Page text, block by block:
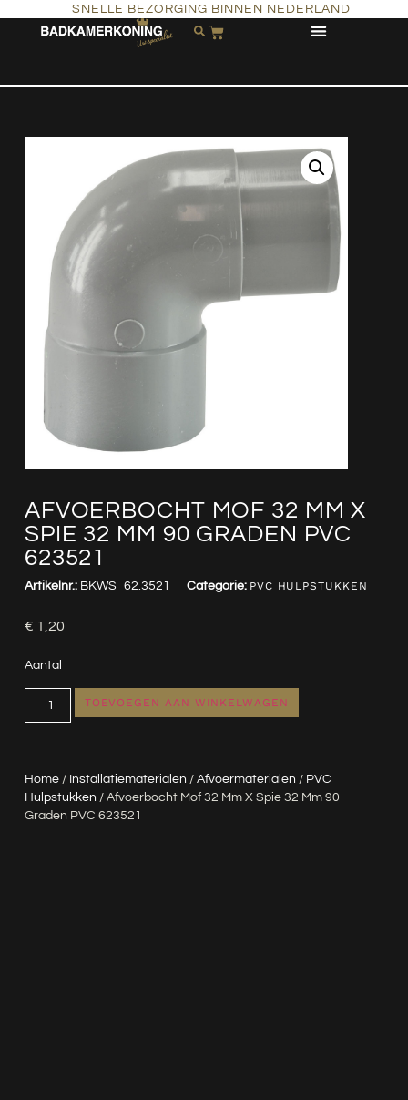
SNELLE BEZORGING BINNEN NEDERLAND
AFVOERBOCHT MOF 32 MM X
SPIE 32 MM 90 GRADEN PVC
623521
Home/ Installatiematerialen / Afvoermaterialen / PVC
Hulpstukken / Afvoerbocht Mof 32 Mm X Spie 32 Mm 90
Graden PVC 623521
Artikelnr.: BKWS_62.3521 Categorie: PVC HULPSTUKKEN
€ 1,20
Aantal
TOEVOEGEN AAN WINKELWAGEN